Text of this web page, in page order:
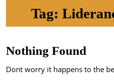
Tag:
Nothing Found
Dont worry it happens to the